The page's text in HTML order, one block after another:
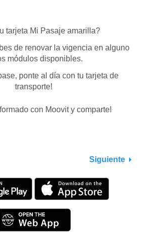
tarjeta Mi Pasaje amarilla?
de renovar la vigencia en alguno
módulos disponibles.
ponte al día con tu tarjeta de
transporte!
con Moovit y comparte!
Siguiente